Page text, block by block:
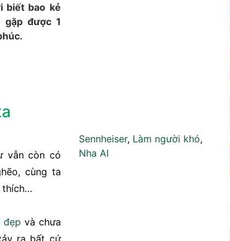
biết bao kẻ
được 1
vẫn còn có
cùng ta
thích…
và chưa
ra bất cứ
Sennheiser, Làm người khó,
Nha AI